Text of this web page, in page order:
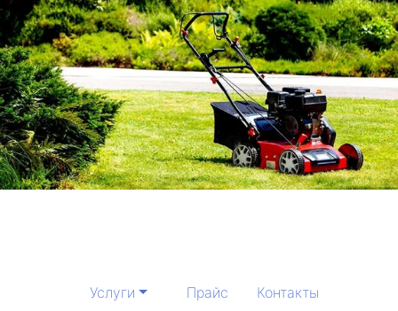
Услуги Прайс Контакты